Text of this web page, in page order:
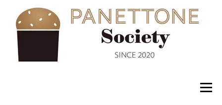
メニュー